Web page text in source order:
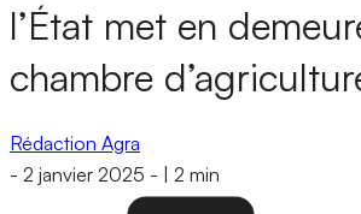
l’État met en
chambre
Rédaction Agra
- 2 janvier 2025 - 2 min